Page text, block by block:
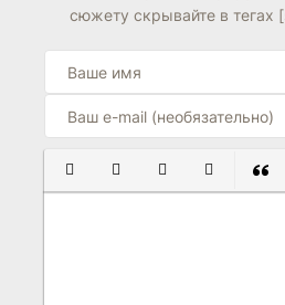
6.1 6.2
сюжету скрывайте в тегах
ПОЛУЖИРНЫЙ
КУРСИВПОДЧЕРКНУТЫЙ